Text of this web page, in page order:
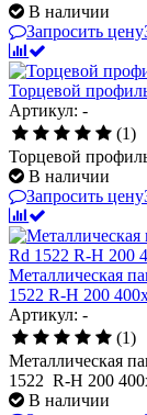
В наличии
Запросить цену
Торцевой
Артикул: -
(1)
Торцевой
В наличии
Запросить цену
Металлическая
1522 R-H 200
Артикул: -
(1)
Металлическая
1522 R-H 200
В наличии